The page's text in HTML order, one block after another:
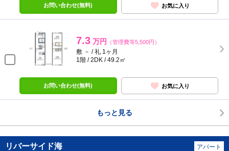
お問い合わせ(無料) お気に入り
7.3 万円 （管理費等5,500円）
敷 － / 礼 1ヶ月
1階 / 2DK / 49.2㎡
お問い合わせ(無料) お気に入り
もっと見る
リバーサイド海 アパート